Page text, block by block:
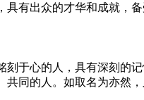
有出众的才华和成就，备
于心的人，具有深刻的
同的人。如取名为亦然